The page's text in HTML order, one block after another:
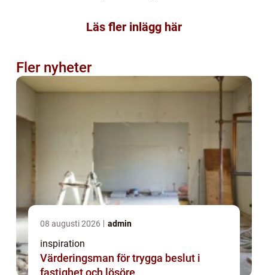
Läs fler inlägg här
Fler nyheter
08 augusti 2026 admin
inspiration
Värderingsman för trygga beslut i
fastighet och lösöre